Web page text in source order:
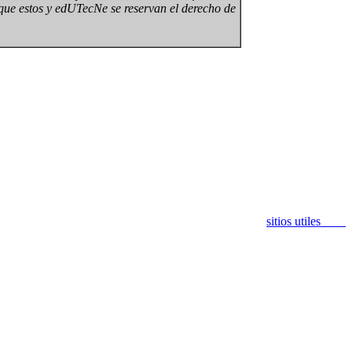
estos y edUTecNe se reservan el derecho de
sitios utiles